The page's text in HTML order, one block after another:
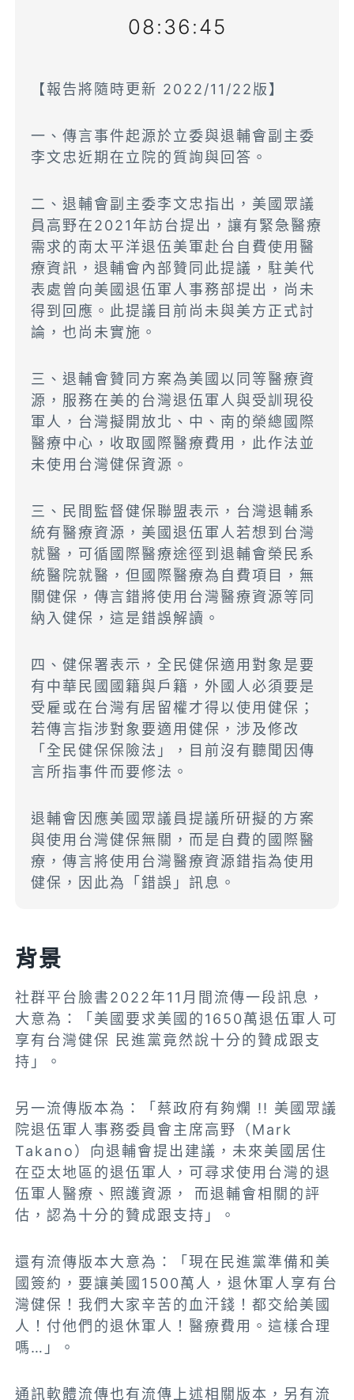
08:36:45
【報告將隨時更新 2022/11/22版】
一、傳言事件起源於立委與退輔會副主委
李文忠近期在立院的質詢與回答。
二、退輔會副主委李文忠指出，美國眾議
員高野在2021年訪台提出，讓有緊急醫療
需求的南太平洋退伍美軍赴台自費使用醫
療資訊，退輔會內部贊同此提議，駐美代
表處曾向美國退伍軍人事務部提出，尚未
得到回應。此提議目前尚未與美方正式討
論，也尚未實施。
三、退輔會贊同方案為美國以同等醫療資
源，服務在美的台灣退伍軍人與受訓現役
軍人，台灣擬開放北、中、南的榮總國際
醫療中心，收取國際醫療費用，此作法並
未使用台灣健保資源。
三、民間監督健保聯盟表示，台灣退輔系
統有醫療資源，美國退伍軍人若想到台灣
就醫，可循國際醫療途徑到退輔會榮民系
統醫院就醫，但國際醫療為自費項目，無
關健保，傳言錯將使用台灣醫療資源等同
納入健保，這是錯誤解讀。
四、健保署表示，全民健保適用對象是要
有中華民國國籍與戶籍，外國人必須要是
受雇或在台灣有居留權才得以使用健保；
若傳言指涉對象要適用健保，涉及修改
「全民健保保險法」，目前沒有聽聞因傳
言所指事件而要修法。
退輔會因應美國眾議員提議所研擬的方案
與使用台灣健保無關，而是自費的國際醫
療，傳言將使用台灣醫療資源錯指為使用
健保，因此為「錯誤」訊息。
背景
社群平台臉書2022年11月間流傳一段訊息，
大意為：「美國要求美國的1650萬退伍軍人可
享有台灣健保 民進黨竟然說十分的贊成跟支
持」。
另一流傳版本為：「蔡政府有夠爛 !! 美國眾議
院退伍軍人事務委員會主席高野（Mark
Takano）向退輔會提出建議，未來美國居住
在亞太地區的退伍軍人，可尋求使用台灣的退
伍軍人醫療、照護資源， 而退輔會相關的評
估，認為十分的贊成跟支持」。
還有流傳版本大意為：「現在民進黨準備和美
國簽約，要讓美國1500萬人，退休軍人享有台
灣健保！我們大家辛苦的血汗錢！都交給美國
人！付他們的退休軍人！醫療費用。這樣合理
嗎…」。
通訊軟體流傳也有流傳上述相關版本，另有流